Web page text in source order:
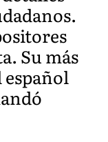
Su más